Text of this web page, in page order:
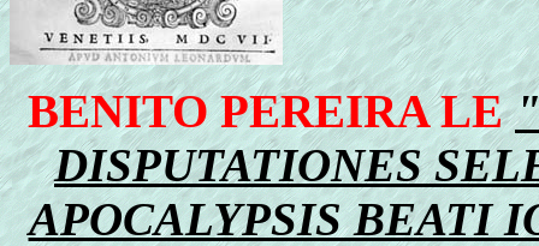
BENITO PEREIRA LE
DISPUTATIONES
APOCALYPSIS BEATI